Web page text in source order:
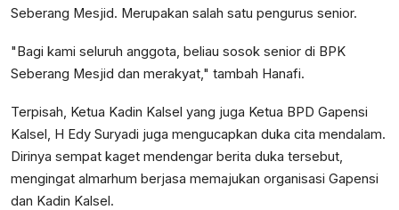
Seberang Mesjid. Merupakan salah satu pengurus senior.
"Bagi kami seluruh anggota, beliau sosok senior di BPK
Seberang Mesjid dan merakyat," tambah Hanafi.
Terpisah, Ketua Kadin Kalsel yang juga Ketua BPD Gapensi
Kalsel, H Edy Suryadi juga mengucapkan duka cita mendalam.
Dirinya sempat kaget mendengar berita duka tersebut,
mengingat almarhum berjasa memajukan organisasi Gapensi
dan Kadin Kalsel.